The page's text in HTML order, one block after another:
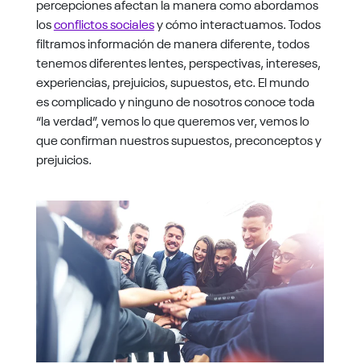
percepciones afectan la manera como abordamos
losconflictos socialesy cómo interactuamos. Todos
filtramos información de manera diferente, todos
tenemos diferentes lentes, perspectivas, intereses,
experiencias, prejuicios, supuestos, etc. El mundo
es complicado y ninguno de nosotros conoce toda
“la verdad”, vemos lo que queremos ver, vemos lo
que confirman nuestros supuestos, preconceptos y
prejuicios.